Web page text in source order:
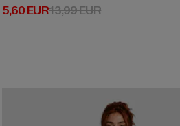
5,60 EUR
Ajankohtainen hinta: 5,60 EUR
13,99 EURKampanjahinta: